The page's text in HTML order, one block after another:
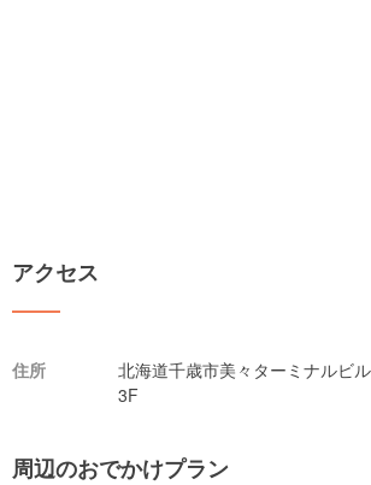
アクセス
住所
北海道千歳市美々ターミナルビ
3F
周辺のおでかけプラン